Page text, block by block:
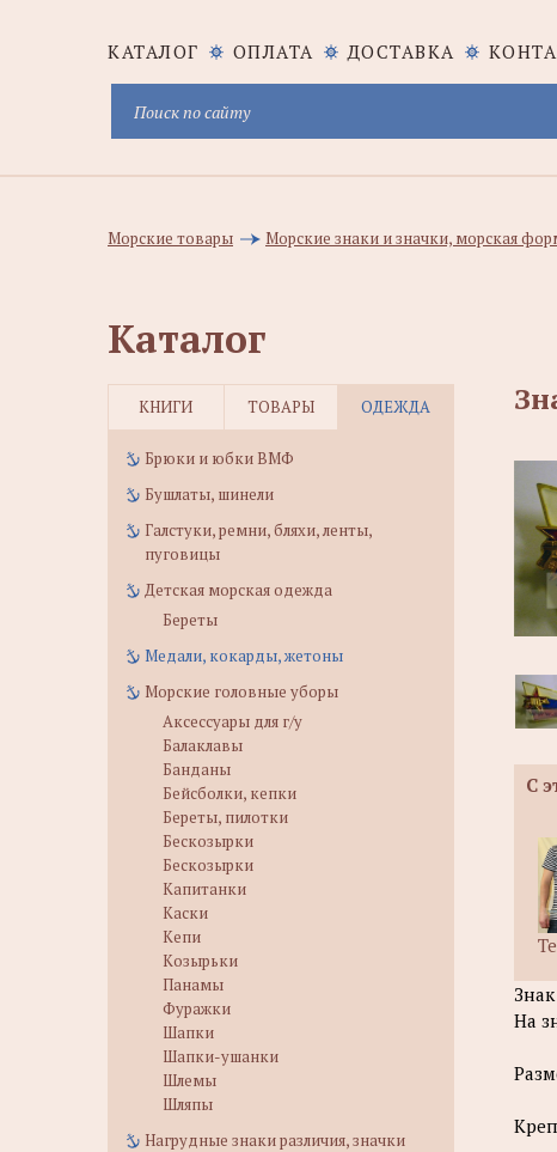
КАТАЛОГ ОПЛАТА ДОСТАВКА
Морские товары Морские знаки и значки, морская
Каталог
КНИГИ ТОВАРЫ ОДЕЖДА
Брюки и юбки ВМФ
Бушлаты, шинели
Галстуки, ремни, бляхи, ленты,
пуговицы
Детская морская одежда
Береты
Медали, кокарды, жетоны
Морские головные уборы
Аксессуары для г/у
Балаклавы
Банданы
Бейсболки, кепки
Береты, пилотки
Бескозырки
Бескозырки
Капитанки
Каски
Кепи
Козырьки
Панамы
Фуражки
Шапки
Шапки-ушанки
Шлемы
Шляпы
Нагрудные знаки различия, значки
С
На